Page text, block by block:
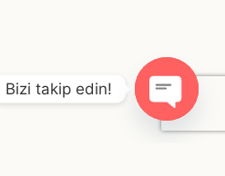
Bizi takip edin!
O